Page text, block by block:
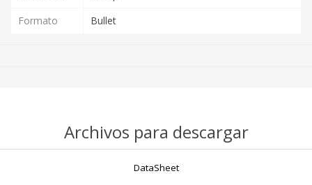
Formato
Bullet
Archivos para descargar
DataSheet